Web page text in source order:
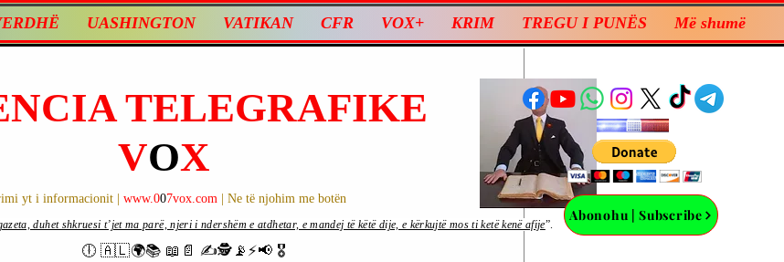
UASHINGTON VATIKAN CFR VOX+ KRIM TREGU I PUNËS Më shumë
TELEGRAFIKE
VOX
yt i informacionit | www.007vox.com | Ne të njohim me botën
🕕 🇦🇱🌍📚 📖📄 ✍🕵️📡⚡️📢 🎖
Abonohu | Subscribe
duhet shkruesi t’jet ma parë, njeri i ndershëm e atdhetar, e mandej të këtë dije, e kërkujtë mos ti ketë kenë afije”.